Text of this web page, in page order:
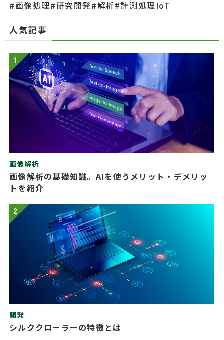
#画像処理#研究開発#解析#計測処理IoT
人気記事
1
画像解析
画像解析の基礎知識。AIを使うメリット・デメリッ
トを紹介
2
開発
シルククローラーの特徴とは